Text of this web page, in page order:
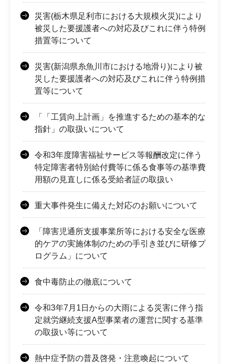
災害(栃木県足利市における大規模火災)により
被災した要援護者への対応及びこれに伴う特例
措置等について
災害(新潟県糸魚川市における地滑り)により被
災した要援護者への対応及びこれに伴う特例措
置等について
「「工賃向上計画」を推進するための基本的な
指針」の取扱いについて
令和3年度障害福祉サービス等報酬改定に伴う
特定障害者特別給付費等に係る食事等の基準費
用額の見直しに係る受給者証の取扱い
重大事件発生に備えた対応のお願いについて
「障害児通所支援事業所等における安全な医療
的ケアの実施体制のための手引き並びに研修プ
ログラム」について
食中毒防止の徹底について
令和3年7月1日からの大雨による災害に伴う指
定就労継続支援A型事業者の運営に関する基準
の取扱い等について
熱中症予防の普及啓発・注意喚起について